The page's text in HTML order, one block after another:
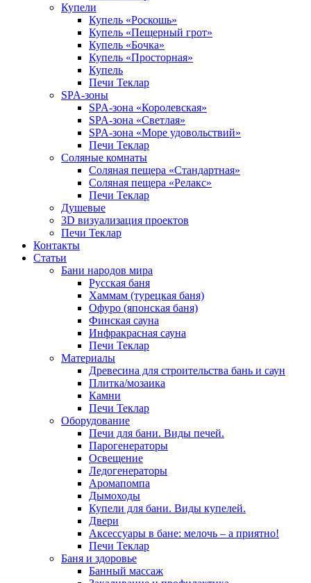
Купели
Купель «Роскошь»
Купель «Пещерный грот»
Купель «Бочка»
Купель «Просторная»
Купель
Печи Теклар
SPA-зоны
SPA-зона «Королевская»
SPA-зона «Светлая»
SPA-зона «Море удовольствий»
Печи Теклар
Соляные комнаты
Соляная пещера «Стандартная»
Соляная пещера «Релакс»
Печи Теклар
Душевые
3D визуализация проектов
Печи Теклар
Контакты
Статьи
Бани народов мира
Русская баня
Хаммам (турецкая баня)
Офуро (японская баня)
Финская сауна
Инфракрасная сауна
Печи Теклар
Материалы
Древесина для строительства бань и саун
Плитка/мозаика
Камни
Печи Теклар
Оборудование
Печи для бани. Виды печей.
Парогенераторы
Освещение
Ледогенераторы
Аромапомпа
Дымоходы
Купели для бани. Виды купелей.
Двери
Аксессуары в бане: мелочь – а приятно!
Печи Теклар
Баня и здоровье
Банный массаж